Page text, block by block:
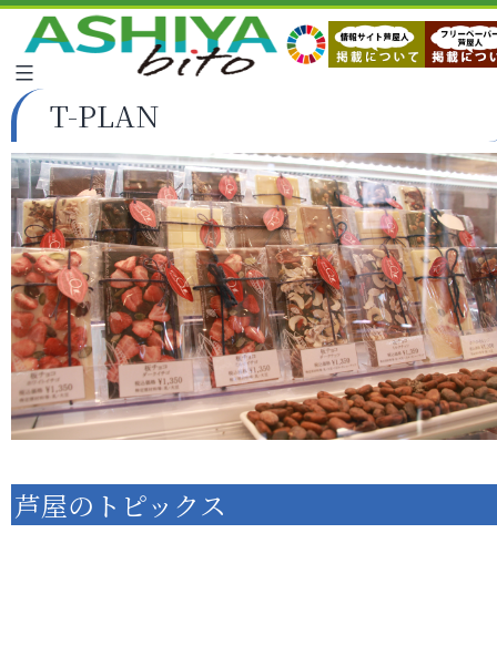
T-PLAN
芦屋のトピックス